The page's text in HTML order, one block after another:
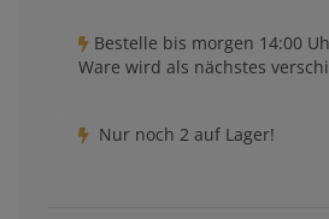
Bestelle bis morgen 14:00
Ware wird als nächstes
Nur noch 2 auf Lager!